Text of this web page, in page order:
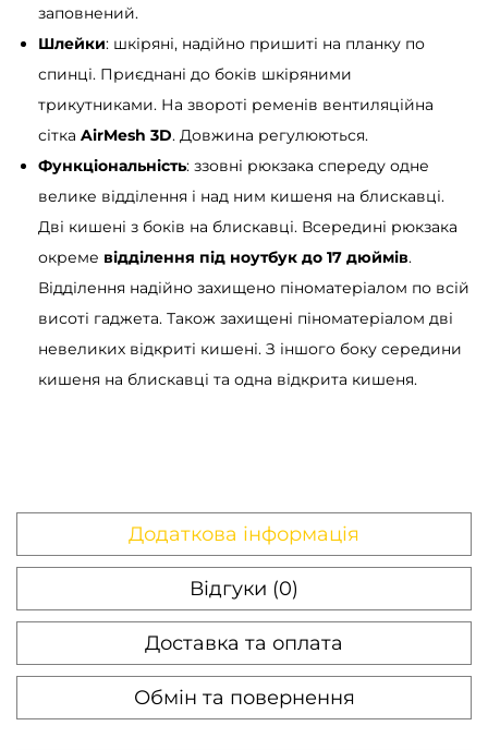
заповнений.
Шлейки: шкіряні, надійно пришиті на планку по
спинці. Приєднані до боків шкіряними
трикутниками. На звороті ременів вентиляційна
сітка AirMesh 3D. Довжина регулюються.
Функціональність: ззовні рюкзака спереду одне
велике відділення і над ним кишеня на блискавці.
Дві кишені з боків на блискавці. Всередині рюкзака
окреме відділення під ноутбук до 17 дюймів.
Відділення надійно захищено піноматеріалом по всій
висоті гаджета. Також захищені піноматеріалом дві
невеликих відкриті кишені. З іншого боку середини
кишеня на блискавці та одна відкрита кишеня.
Додаткова інформація
Відгуки (0)
Доставка та оплата
Обмін та повернення